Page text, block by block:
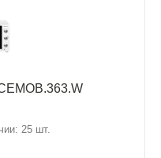
25 шт.